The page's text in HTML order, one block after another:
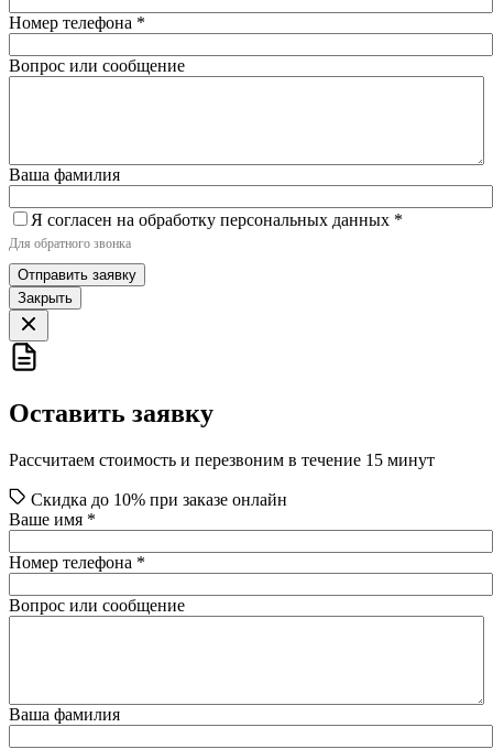
Номер телефона *
Вопрос или сообщение
Ваша фамилия
Я согласен на обработку персональных данных *
Для обратного звонка
Отправить заявку
Закрыть
Оставить заявку
Рассчитаем стоимость и перезвоним в течение 15 минут
Скидка до 10% при заказе онлайн
Ваше имя *
Номер телефона *
Вопрос или сообщение
Ваша фамилия